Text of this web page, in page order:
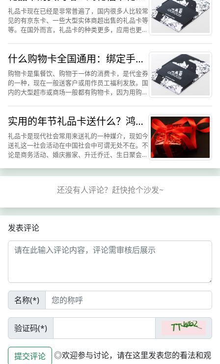
卡解读
礼品卡现在已经是非常普遍了，国内很多人比较常
见的有京东卡、一些大型实体商超出售的礼品卡等
等。在国外而言，礼品卡的种类更多，应用也更加
的场所或者平台购买一...
什么购物卡全国通用：绑定手机
使用的鸿礼福卡更实用
购物卡是集餐饮、购物于一体的消费卡，是代金券
的一种，现在一般送客户或用作员工福利发放。国
内的大型超市或商场一般都有购物卡，因为用购物
去各种地方工作或者游玩...
实用的年节礼品卡送什么？鸿礼
福卡数字礼卡怎么样
礼品卡是现代社会常用来送礼的一种媒介，现如今
送礼这一社会活动在中国社会中可谓无处不在。不
论是商务活动、婚庆搬家、升迁乔迁、生日聚会，
发表评论
名称(*)
验证码(*)
提交评论 ◎欢迎参与讨论，请在这里发表您的看法和观